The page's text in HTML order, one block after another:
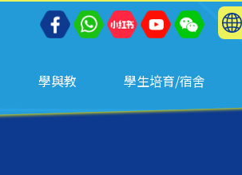
學與教 學生培育/宿舍